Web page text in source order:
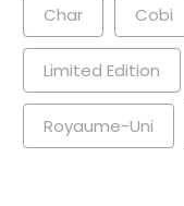
Char Cobi
Limited Edition
Royaume-Uni